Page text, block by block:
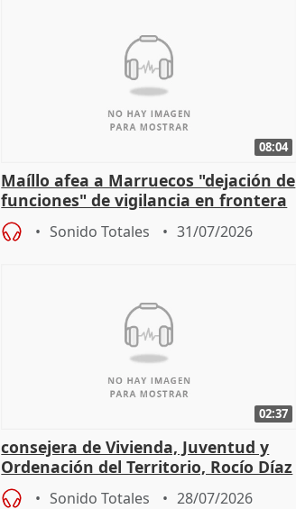
08:04
Maíllo afea a Marruecos "dejación de
funciones" de vigilancia en frontera
con Ceuta
Sonido Totales 31/07/2026
02:37
consejera de Vivienda, Juventud y
Ordenación del Territorio, Rocío Díaz
Sonido Totales 28/07/2026